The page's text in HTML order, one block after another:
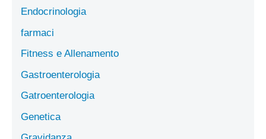
Endocrinologia
farmaci
Fitness e Allenamento
Gastroenterologia
Gatroenterologia
Genetica